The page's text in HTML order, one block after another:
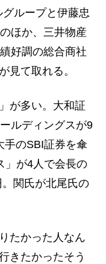
ループと伊藤忠
ほか、三井物産
好調の総合商社
見て取れる。
が多い。大和証
ルディングスが9
手のSBI証券を傘
」が4人で会長の
関氏が北尾氏の
たかった人なん
きたかったそう